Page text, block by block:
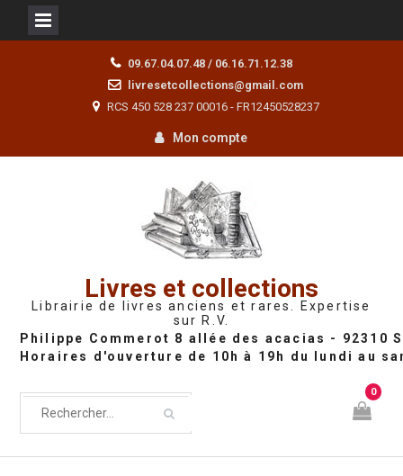
09.67.04.07.48 / 06.16.71.12.38
livresetcollections@gmail.com
RCS 450 528 237 00016 - FR12450528237
Mon compte
Livres et collections
Librairie de livres anciens et rares. Expertise
sur R.V.
0